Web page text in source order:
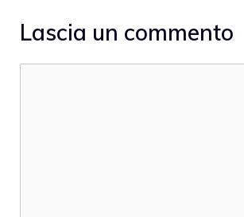
Lascia un commento